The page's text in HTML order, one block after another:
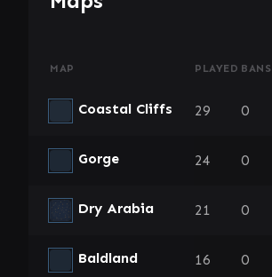
MAP PLAYED BANS
Coastal Cliffs 29 0
Gorge 24 0
Dry Arabia 21 0
Baldland 16 0